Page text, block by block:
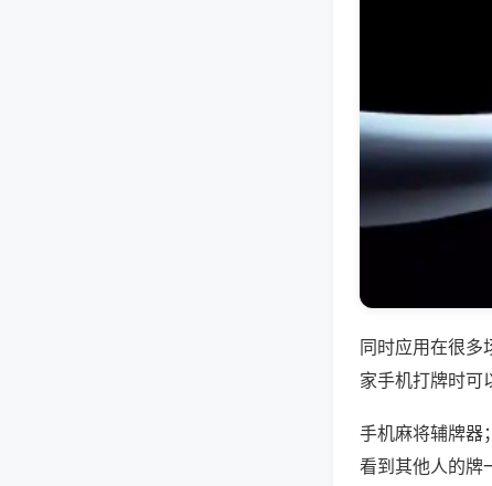
同时应用在很多
家手机打牌时可
手机麻将辅牌器
看到其他人的牌